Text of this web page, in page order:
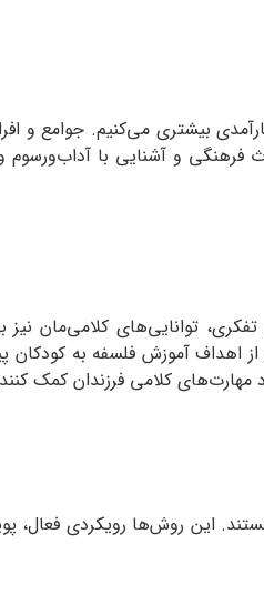
بیشتری می‌کنیم. جوامع و
و آشنایی با آداب‌ورسوم
توانایی‌های کلامی‌مان
اهداف آموزش فلسفه به
مهارت‌های کلامی فرزندان کمک
این روش‌ها رویکردی فعال،